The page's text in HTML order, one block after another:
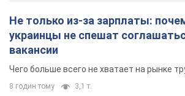
Не только из-за зарплаты:
украинцы не спешат
вакансии
Чего больше всего не хватает на рынке
8 годин тому 3,1 т.